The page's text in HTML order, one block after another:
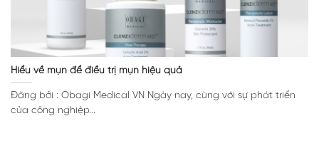
Hiểu về mụn để điều trị mụn hiệu quả
Đăng bởi : Obagi Medical VN Ngày nay, cùng với sự phát triển
của công nghiệp...